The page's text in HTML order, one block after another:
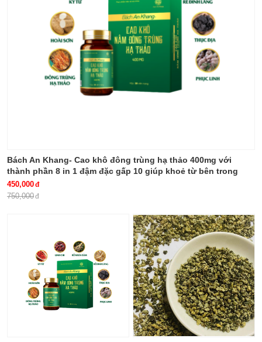
Bách An Khang- Cao khô đông trùng hạ thảo 400mg với
thành phần 8 in 1 đậm đặc gấp 10 giúp khoẻ từ bên trong
bảo vệ gia đình bạn
450,000
750,000